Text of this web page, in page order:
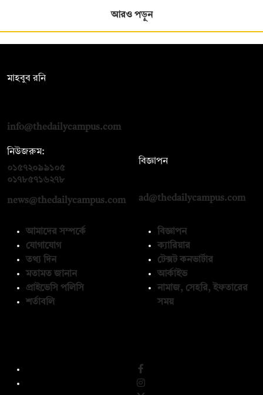
আরও পড়ুন
মাহবুব রনি
info@thedailycampus.com
নিউজরুম:
০১৫৭২০৯৯১০৫
০১৭৮৫৭১৬২৭৮
news@thedailycampus.com
বিজ্ঞাপন
ad@thedailycampus.com
আমাদের সম্পর্কে
যোগাযোগ
তথ্য দিন
মতামত জানান
প্রাইভেসি পলিসি
শর্তাবলি
বিজ্ঞাপন
ক্যারিয়ার
টেক্সট কনভার্টার
আর্কাইভ
নামাজ, সেহরি, ইফতারের
সময়